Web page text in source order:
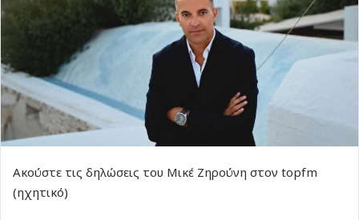
Ακούστε τις δηλώσεις του Μικέ Ζηρούνη στον topfm
(ηχητικό)